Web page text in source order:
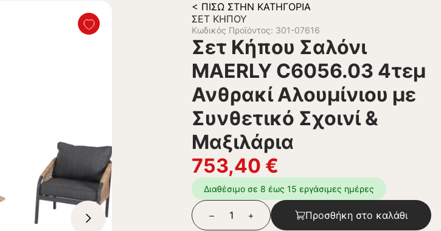
< ΠΊΣΩ ΣΤΗΝ ΚΑΤΗΓΟΡΊΑ
ΣΕΤ ΚΉΠΟΥ
Κωδικός Προϊόντος: 301-07616
Σετ Κήπου Σαλόνι
MAERLY C6056.03 4τεμ
Ανθρακί Αλουμίνιου με
Συνθετικό Σχοινί &
Μαξιλάρια
753,40 €
Διαθέσιμο σε 8 έως 15 εργάσιμες ημέρες
Προσθήκη στο καλάθι